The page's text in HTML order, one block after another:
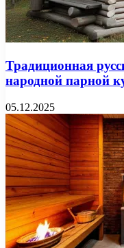
Традиционная
народной парной
05.12.2025